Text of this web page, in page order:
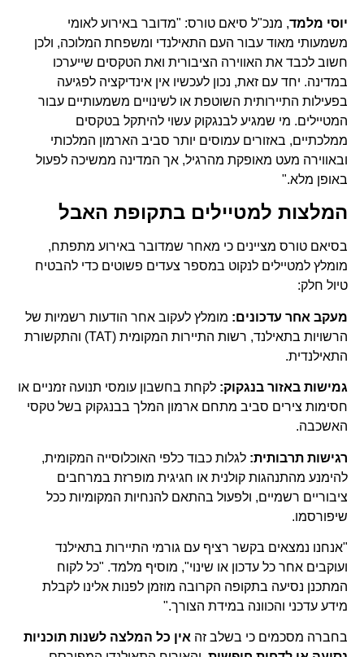
יוסי מלמד, מנכ"ל סיאם טורס: "מדובר באירוע לאומי
משמעותי מאוד עבור העם התאילנדי ומשפחת המלוכה, ולכן
חשוב לכבד את האווירה הציבורית ואת הטקסים שייערכו
במדינה. יחד עם זאת, נכון לעכשיו אין אינדיקציה לפגיעה
בפעילות התיירותית השוטפת או לשינויים משמעותיים עבור
המטיילים. מי שמגיע לבנגקוק עשוי להיתקל בטקסים
ממלכתיים, באזורים עמוסים יותר סביב הארמון המלכותי
ובאווירה מעט מאופקת מהרגיל, אך המדינה ממשיכה לפעול
באופן מלא."
המלצות למטיילים בתקופת האבל
בסיאם טורס מציינים כי מאחר שמדובר באירוע מתפתח,
מומלץ למטיילים לנקוט במספר צעדים פשוטים כדי להבטיח
טיול חלק:
מעקב אחר עדכונים: מומלץ לעקוב אחר הודעות רשמיות של
הרשויות בתאילנד, רשות התיירות המקומית (TAT) והתקשורת
התאילנדית.
גמישות באזור בנגקוק: לקחת בחשבון עומסי תנועה זמניים או
חסימות צירים סביב מתחם ארמון המלך בבנגקוק בשל טקסי
האשכבה.
רגישות תרבותית: לגלות כבוד כלפי האוכלוסייה המקומית,
להימנע מהתנהגות קולנית או חגיגית מופרזת במרחבים
ציבוריים רשמיים, ולפעול בהתאם להנחיות המקומיות ככל
שיפורסמו.
"אנחנו נמצאים בקשר רציף עם גורמי התיירות בתאילנד
ועוקבים אחר כל עדכון או שינוי", מוסיף מלמד. "כל לקוח
המתכנן נסיעה בתקופה הקרובה מוזמן לפנות אלינו לקבלת
מידע עדכני והכוונה במידת הצורך."
בחברה מסכמים כי בשלב זה אין כל המלצה לשנות תוכניות